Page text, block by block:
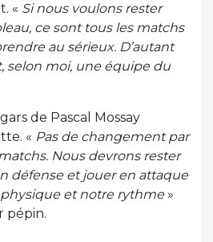
« Si nous voulons rester
ce sont tous les matchs
au sérieux. D’autant
selon moi, une équipe du
de Pascal Mossay
« Pas de changement par
Nous devrons rester
défense et jouer en attaque
et notre rythme»
pépin.